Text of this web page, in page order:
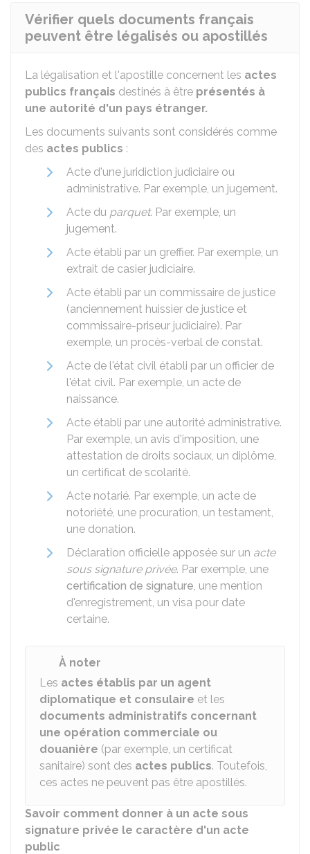
Vérifier quels documents français
peuvent être légalisés ou apostillés
La légalisation et l'apostille concernent les actes
publics français destinés à être présentés à
une autorité d'un pays étranger.
Les documents suivants sont considérés comme
des actes publics :
Acte d'une juridiction judiciaire ou
administrative. Par exemple, un jugement.
Acte du parquet. Par exemple, un
jugement.
Acte établi par un greffier. Par exemple, un
extrait de casier judiciaire.
Acte établi par un commissaire de justice
(anciennement huissier de justice et
commissaire-priseur judiciaire). Par
exemple, un procès-verbal de constat.
Acte de l'état civil établi par un officier de
l'état civil. Par exemple, un acte de
naissance.
Acte établi par une autorité administrative.
Par exemple, un avis d'imposition, une
attestation de droits sociaux, un diplôme,
un certificat de scolarité.
Acte notarié. Par exemple, un acte de
notoriété, une procuration, un testament,
une donation.
Déclaration officielle apposée sur un acte
sous signature privée. Par exemple, une
certification de signature , une mention
d'enregistrement, un visa pour date
certaine.
À noter
Les actes établis par un agent
diplomatique et consulaire et les
documents administratifs concernant
une opération commerciale ou
douanière (par exemple, un certificat
sanitaire) sont des actes publics. Toutefois,
ces actes ne peuvent pas être apostillés.
Savoir comment donner à un acte sous
signature privée le caractère d'un acte
public